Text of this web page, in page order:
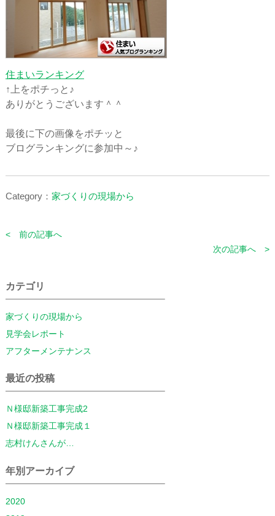
住まいランキング
↑上をポチっと♪
ありがとうございます＾＾
最後に下の画像をポチッと
ブログランキングに参加中～♪
Category： 家づくりの現場から
< 前の記事へ
次の記事へ >
カテゴリ
家づくりの現場から
見学会レポート
アフターメンテナンス
最近の投稿
Ｎ様邸新築工事完成2
Ｎ様邸新築工事完成１
志村けんさんが…
年別アーカイブ
2020